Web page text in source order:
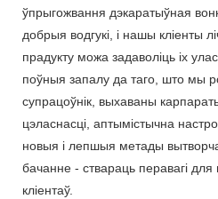
ўпрыгожвання дэкаратыўная
добрыя водгукі, і нашы кліенты
прадукту можа задаволіць іх
поўныя запалу да таго, што мы
супрацоўнік, выхаваны
цэласнасці, аптымістычна
новыя і лепшыя метады
бачанне - ствараць перавагі
кліентаў.